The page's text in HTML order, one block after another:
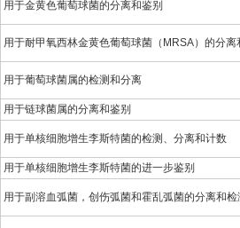
用于金黄色葡萄球菌的分离和鉴别
用于耐甲氧西林金黄色葡萄球菌（MRSA）的分离
用于葡萄球菌属的检测和分离
用于链球菌属的分离和鉴别
用于单核细胞增生李斯特菌的检测、分离和计数
用于单核细胞增生李斯特菌的进一步鉴别
用于副溶血弧菌，创伤弧菌和霍乱弧菌的分离和检